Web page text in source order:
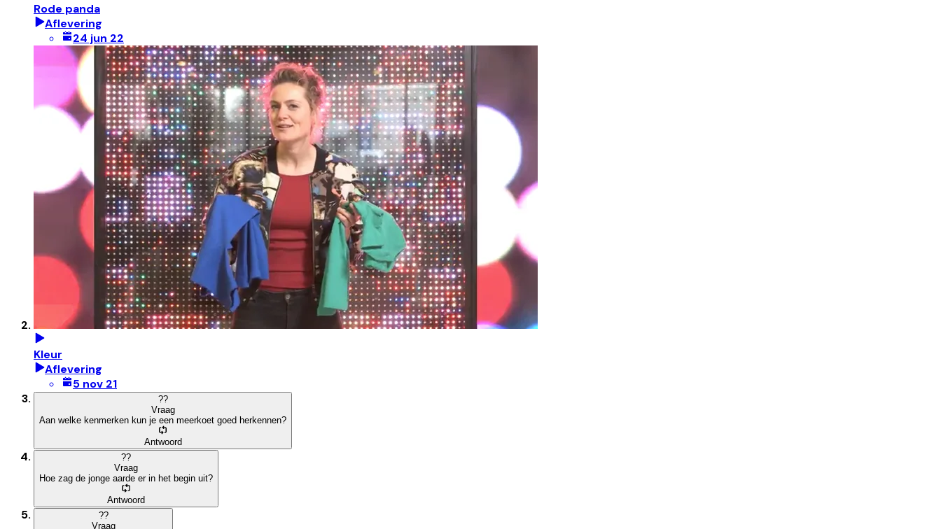
Rode panda
Aflevering
24 jun 22
Kleur
Aflevering
5 nov 21
??
Vraag
Aan welke kenmerken kun je een meerkoet goed herkennen?
Antwoord
??
Vraag
Hoe zag de jonge aarde er in het begin uit?
Antwoord
??
Vraag